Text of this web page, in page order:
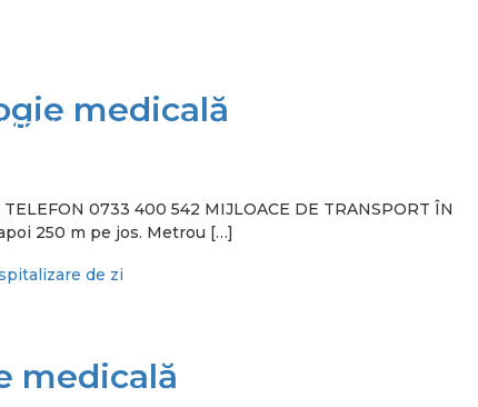
Clinic medicală
0733 400 542 MIJLOACE DE TRANSPORT ÎN
250 m pe jos. Metrou […]
de zi
medicală